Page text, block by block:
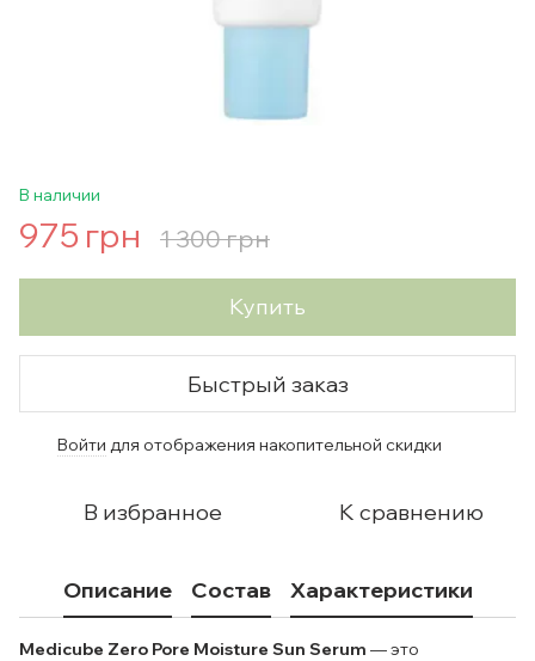
В наличии
975 грн 1 300 грн
Купить
Быстрый заказ
Войти для отображения накопительной скидки
В избранное К сравнению
Описание Состав Характеристики
Medicube Zero Pore Moisture Sun Serum — это